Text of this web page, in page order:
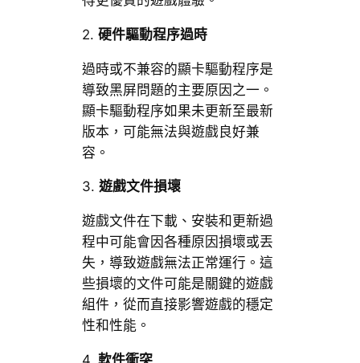
2. 硬件驅動程序過時
過時或不兼容的顯卡驅動程序是
導致黑屏問題的主要原因之一。
顯卡驅動程序如果未更新至最新
版本，可能無法與遊戲良好兼
容。
3. 遊戲文件損壞
遊戲文件在下載、安裝和更新過
程中可能會因各種原因損壞或丟
失，導致遊戲無法正常運行。這
些損壞的文件可能是關鍵的遊戲
組件，從而直接影響遊戲的穩定
性和性能。
4. 軟件衝突